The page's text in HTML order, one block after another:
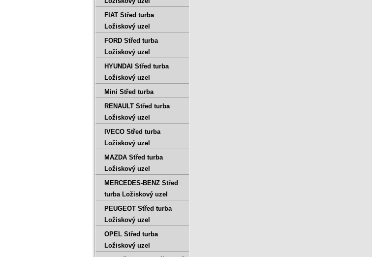
FIAT Střed turba
Ložiskový uzel
FORD Střed turba
Ložiskový uzel
HYUNDAI Střed turba
Ložiskový uzel
Mini Střed turba
RENAULT Střed turba
Ložiskový uzel
IVECO Střed turba
Ložiskový uzel
MAZDA Střed turba
Ložiskový uzel
MERCEDES-BENZ Střed
turba Ložiskový uzel
PEUGEOT Střed turba
Ložiskový uzel
OPEL Střed turba
Ložiskový uzel